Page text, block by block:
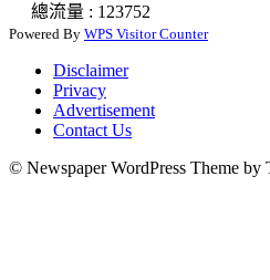
總流量 : 123752
Powered By WPS Visitor Counter
Disclaimer
Privacy
Advertisement
Contact Us
© Newspaper WordPress Theme by